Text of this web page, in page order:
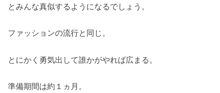
とみんな真似するようになるでしょう。
ファッションの流行と同じ。
とにかく勇気出して誰かがやれば広まる。
準備期間は約１ヵ月。